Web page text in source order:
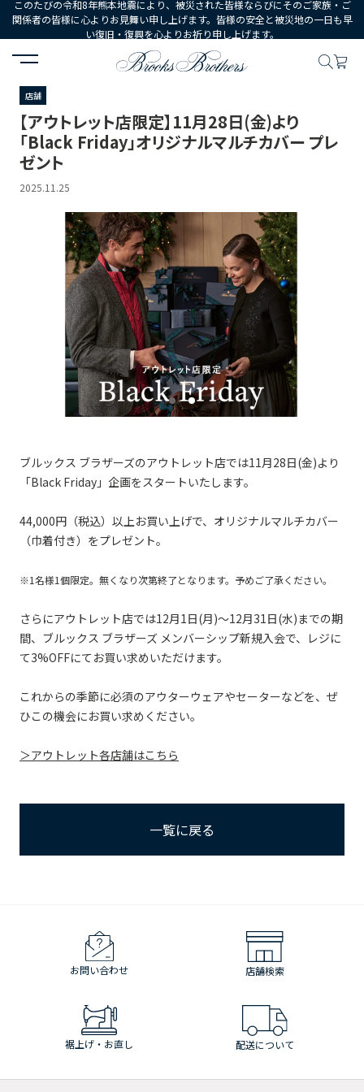
このたびの令和8年熊本地震により、被災された皆様ならびにそのご家族・ご
関係者の皆様に心よりお見舞い申し上げます。皆様の安全と被災地の一日も早
い復旧・復興を心よりお祈り申し上げます。
HOME 【アウトレット店限定】11月28日(金)より「Black
店舗
【アウトレット店限定】11月28日(金)より
「Black Friday」オリジナルマルチカバー プレ
ゼント
2025.11.25
ブルックス ブラザーズのアウトレット店では11月28日(金)より
「Black Friday」企画をスタートいたします。
44,000円（税込）以上お買い上げで、オリジナルマルチカバー
（巾着付き）をプレゼント。
※1名様1個限定。無くなり次第終了となります。予めご了承ください。
さらにアウトレット店では12月1日(月)～12月31日(水)までの期
間、ブルックス ブラザーズ メンバーシップ新規入会で、レジに
て3%OFFにてお買い求めいただけます。
これからの季節に必須のアウターウェアやセーターなどを、ぜ
ひこの機会にお買い求めください。
＞アウトレット各店舗はこちら
一覧に戻る
お問い合わせ 店舗検索
裾上げ・お直し 配送について